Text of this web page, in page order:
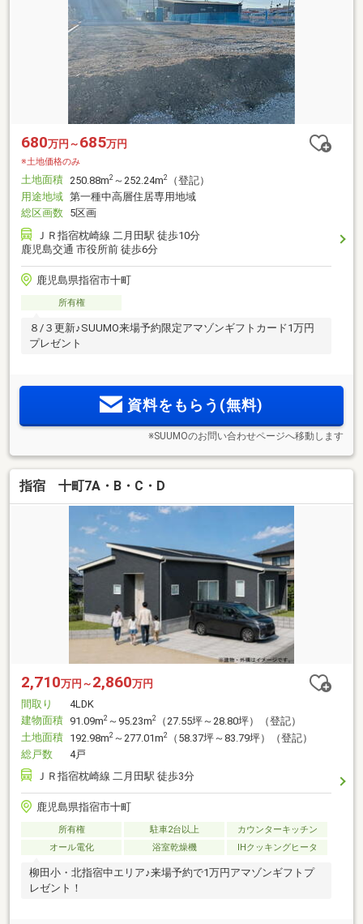
680万円～ 685万円
※土地価格のみ
土地面積 250.88m2 ～252.24m2
（登記）
用途地域 第一種中高層住居専用地域
総区画数 5区画
ＪＲ指宿枕崎線 二月田駅 徒歩10分
鹿児島交通 市役所前 徒歩6分
鹿児島県指宿市十町
所有権
８/３更新♪SUUMO来場予約限定アマゾンギフトカード1万円
プレゼント
資料をもらう(無料)
※SUUMOのお問い合わせページへ移動します
指宿 十町7A・B・C・D
2,710万円～ 2,860万円
間取り
4LDK
建物面積 91.09m2 ～95.23m2
（27.55坪～28.80坪）（登記）
土地面積 192.98m2 ～277.01m2
（58.37坪～83.79坪）（登記）
総戸数
4戸
ＪＲ指宿枕崎線 二月田駅 徒歩3分
鹿児島県指宿市十町
所有権 駐車2台以上
カウンターキッチン
オール電化
浴室乾燥機 IHクッキングヒータ
柳田小・北指宿中エリア♪来場予約で1万円アマゾンギフトプ
レゼント！